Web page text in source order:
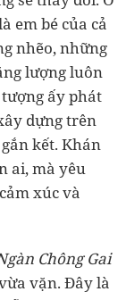
em bé của cả
nhẽo, những
lượng luôn
ấy phát
dựng trên
kết. Khán
ai, mà yêu
xúc và
Chông Gai
vặn. Đây là